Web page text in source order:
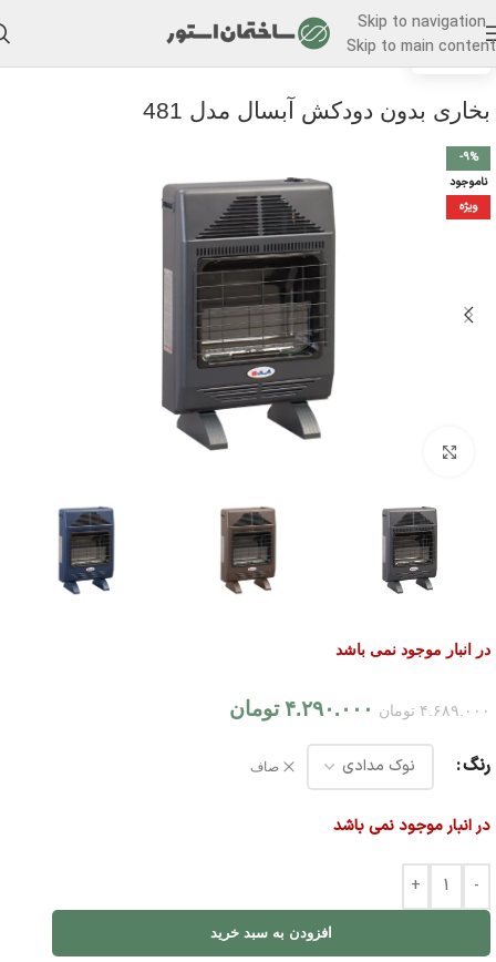
Skip to navigation
Skip to main content
خانه/بخاری
بخاری بدون دودکش آبسال مدل 481
-9%
ناموجود
ویژه
در انبار موجود نمی باشد
۴.۶۸۹.۰۰۰ تومان ۴.۲۹۰.۰۰۰ تومان
رنگ صاف
در انبار موجود نمی باشد
-
+
افزودن به سبد خرید